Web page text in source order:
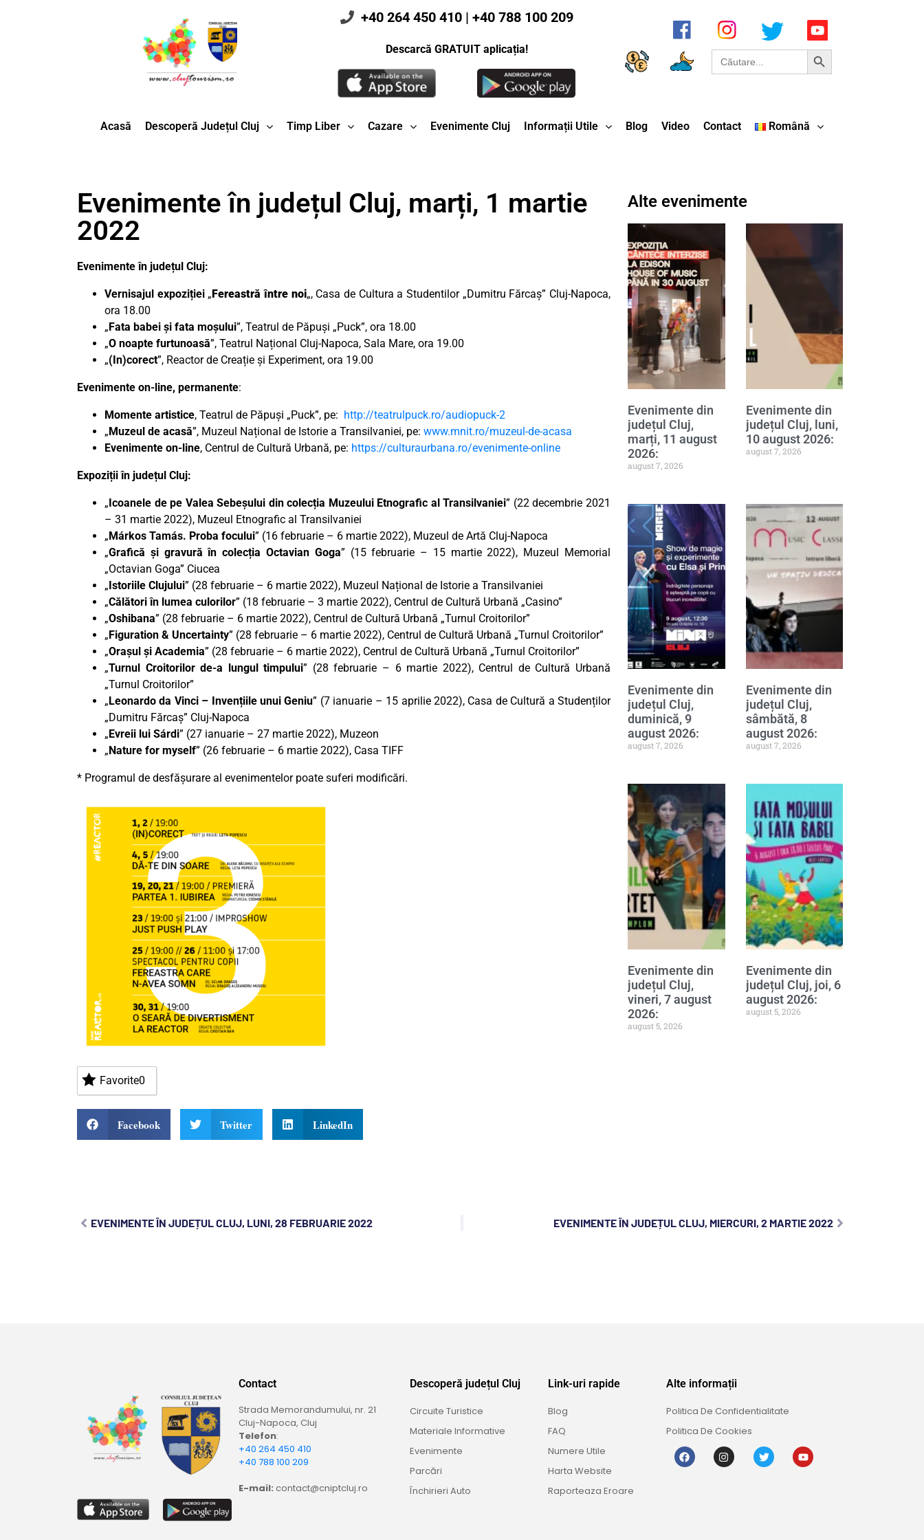
+40 264 450 410 | +40 788 100 209
Descarcă GRATUIT aplicația! Search
for:
Search Button
Acasă Descoperă Județul Cluj Timp Liber Cazare Evenimente Cluj Informații Utile Blog Video Contact Română
Evenimente în județul Cluj, marți, 1 martie
2022
Evenimente în județul Cluj:
Vernisajul expoziției „ Fereastră între noi„, Casa de Cultura a Studentilor „Dumitru Fărcaș” Cluj-Napoca,
ora 18.00
„ Fata babei și fata moșului”, Teatrul de Păpuși „Puck”, ora 18.00
„O noapte furtunoasă”, Teatrul Național Cluj-Napoca, Sala Mare, ora 19.00
„(In)corect”, Reactor de Creație și Experiment, ora 19.00
Evenimente on-line, permanente:
Momente artistice, Teatrul de Păpuși „Puck”, pe: http://teatrulpuck.ro/audiopuck-2
„ Muzeul de acasă”, Muzeul Național de Istorie a Transilvaniei, pe: www.mnit.ro/muzeul-de-acasa
Evenimente on-line, Centrul de Cultură Urbană, pe: https://culturaurbana.ro/evenimente-online
Expoziții în județul Cluj:
„ Icoanele de pe Valea Sebeșului din colecția Muzeului Etnografic al Transilvaniei” (22 decembrie 2021
– 31 martie 2022), Muzeul Etnografic al Transilvaniei
„ Márkos Tamás. Proba focului” (16 februarie – 6 martie 2022), Muzeul de Artă Cluj-Napoca
„Grafică și gravură în colecția Octavian Goga” (15 februarie – 15 martie 2022), Muzeul Memorial
„Octavian Goga” Ciucea
„ Istoriile Clujului” (28 februarie – 6 martie 2022), Muzeul Național de Istorie a Transilvaniei
„Călători în lumea culorilor” (18 februarie – 3 martie 2022), Centrul de Cultură Urbană „Casino”
„Oshibana” (28 februarie – 6 martie 2022), Centrul de Cultură Urbană „Turnul Croitorilor”
„ Figuration & Uncertainty” (28 februarie – 6 martie 2022), Centrul de Cultură Urbană „Turnul Croitorilor”
„Orașul și Academia” (28 februarie – 6 martie 2022), Centrul de Cultură Urbană „Turnul Croitorilor”
„Turnul Croitorilor de-a lungul timpului” (28 februarie – 6 martie 2022), Centrul de Cultură Urbană
„Turnul Croitorilor”
„ Leonardo da Vinci – Invențiile unui Geniu” (7 ianuarie – 15 aprilie 2022), Casa de Cultură a Studenților
„Dumitru Fărcaș” Cluj-Napoca
„ Evreii lui Sárdi” (27 ianuarie – 27 martie 2022), Muzeon
„ Nature for myself” (26 februarie – 6 martie 2022), Casa TIFF
* Programul de desfășurare al evenimentelor poate suferi modificări.
Favorite0
Facebook Twitter LinkedIn
Alte evenimente
Evenimente din
județul Cluj,
marți, 11 august
2026:
august 7, 2026
Evenimente din
județul Cluj, luni,
10 august 2026:
august 7, 2026
Evenimente din
județul Cluj,
duminică, 9
august 2026:
august 7, 2026
Evenimente din
județul Cluj,
sâmbătă, 8
august 2026:
august 7, 2026
Evenimente din
județul Cluj,
vineri, 7 august
2026:
august 5, 2026
Evenimente din
județul Cluj, joi, 6
august 2026:
august 5, 2026
EVENIMENTE ÎN JUDEȚUL CLUJ, LUNI, 28 FEBRUARIE 2022 EVENIMENTE ÎN JUDEȚUL CLUJ, MIERCURI, 2 MARTIE 2022
Contact
Strada Memorandumului, nr. 21
Cluj-Napoca, Cluj
Telefon:
+40 264 450 410
+40 788 100 209
E-mail: contact@cniptcluj.ro
Descoperă județul Cluj
Circuite Turistice
Materiale Informative
Evenimente
Parcări
Închirieri Auto
Link-uri rapide
Blog
FAQ
Numere Utile
Harta Website
Raporteaza Eroare
Alte informații
Politica De Confidentialitate
Politica De Cookies